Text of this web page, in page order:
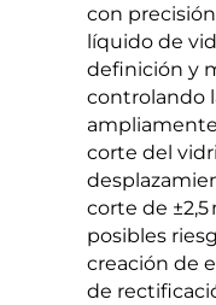
con
líquido de
definición y
controlando
corte del
corte de
posibles
creación de
de